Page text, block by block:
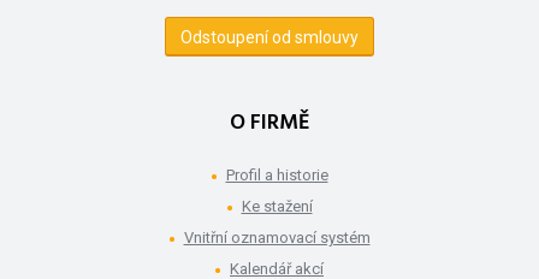
Odstoupení od smlouvy
O FIRMĚ
Profil a historie
Ke stažení
Vnitřní oznamovací systém
Kalendář akcí